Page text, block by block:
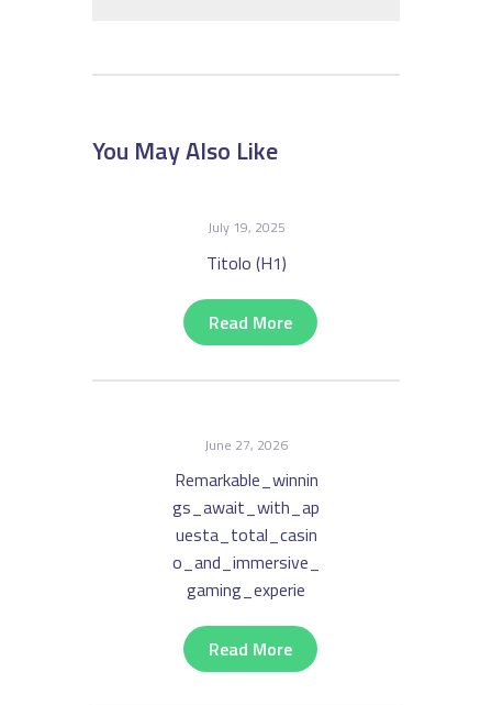
You May Also Like
July 19, 2025
Titolo (H1)
Read More
June 27, 2026
Remarkable_winnin
Gs_await_with_ap
Uesta_total_casin
O_and_immersive_
Gaming_experie
Read More